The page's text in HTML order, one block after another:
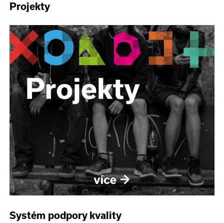
Projekty
Systém podpory kvality